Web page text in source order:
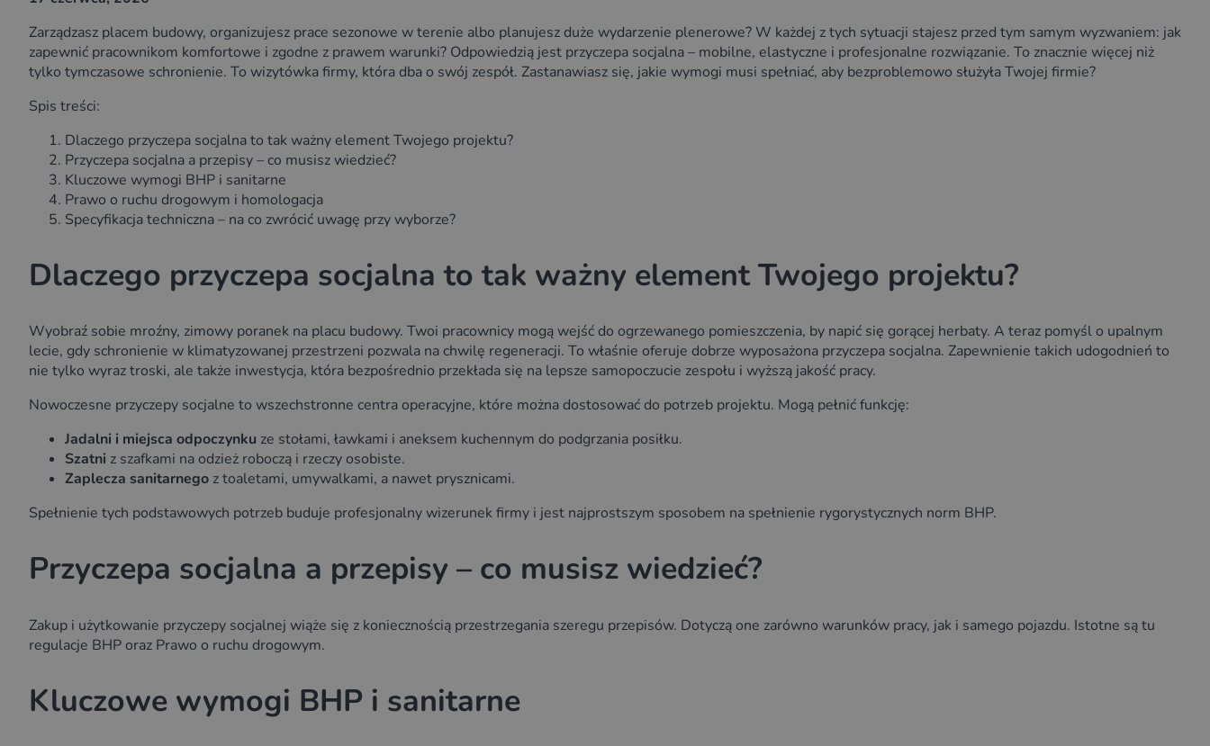
Zarządzasz placem budowy, organizujesz prace sezonowe w terenie albo planujesz duże wydarzenie plenerowe? W każdej z tych sytuacji stajesz przed tym samym wyzwaniem: jak
zapewnić pracownikom komfortowe i zgodne z prawem warunki? Odpowiedzią jest przyczepa socjalna – mobilne, elastyczne i profesjonalne rozwiązanie. To znacznie więcej niż
tylko tymczasowe schronienie. To wizytówka firmy, która dba o swój zespół. Zastanawiasz się, jakie wymogi musi spełniać, aby bezproblemowo służyła Twojej firmie?
Spis treści:
Dlaczego przyczepa socjalna to tak ważny element Twojego projektu?
Przyczepa socjalna a przepisy – co musisz wiedzieć?
Kluczowe wymogi BHP i sanitarne
Prawo o ruchu drogowym i homologacja
Specyfikacja techniczna – na co zwrócić uwagę przy wyborze?
Dlaczego przyczepa socjalna to tak ważny element Twojego projektu?
Wyobraź sobie mroźny, zimowy poranek na placu budowy. Twoi pracownicy mogą wejść do ogrzewanego pomieszczenia, by napić się gorącej herbaty. A teraz pomyśl o upalnym
lecie, gdy schronienie w klimatyzowanej przestrzeni pozwala na chwilę regeneracji. To właśnie oferuje dobrze wyposażona przyczepa socjalna. Zapewnienie takich udogodnień to
nie tylko wyraz troski, ale także inwestycja, która bezpośrednio przekłada się na lepsze samopoczucie zespołu i wyższą jakość pracy.
Nowoczesne przyczepy socjalne to wszechstronne centra operacyjne, które można dostosować do potrzeb projektu. Mogą pełnić funkcję:
Jadalni i miejsca odpoczynku ze stołami, ławkami i aneksem kuchennym do podgrzania posiłku.
Szatni z szafkami na odzież roboczą i rzeczy osobiste.
Zaplecza sanitarnego z toaletami, umywalkami, a nawet prysznicami.
Spełnienie tych podstawowych potrzeb buduje profesjonalny wizerunek firmy i jest najprostszym sposobem na spełnienie rygorystycznych norm BHP.
Przyczepa socjalna a przepisy – co musisz wiedzieć?
Zakup i użytkowanie przyczepy socjalnej wiąże się z koniecznością przestrzegania szeregu przepisów. Dotyczą one zarówno warunków pracy, jak i samego pojazdu. Istotne są tu
regulacje BHP oraz Prawo o ruchu drogowym.
Kluczowe wymogi BHP i sanitarne